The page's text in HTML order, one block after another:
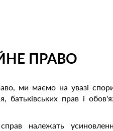
ПРАВО
ми маємо на увазі
батьківських прав і
належать